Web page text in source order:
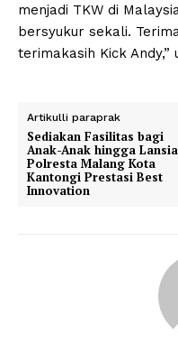
menjadi TKW di
bersyukur sekali.
terimakasih Kick Andy,”
Artikulli paraprak
Sediakan Fasilitas bagi
Anak-Anak hingga
Polresta Malang Kota
Kantongi Prestasi Best
Innovation